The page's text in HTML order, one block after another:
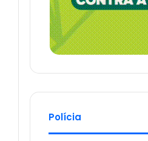
Polícia